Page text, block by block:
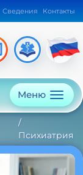
Сведения Контакты
Меню
Психиатрия